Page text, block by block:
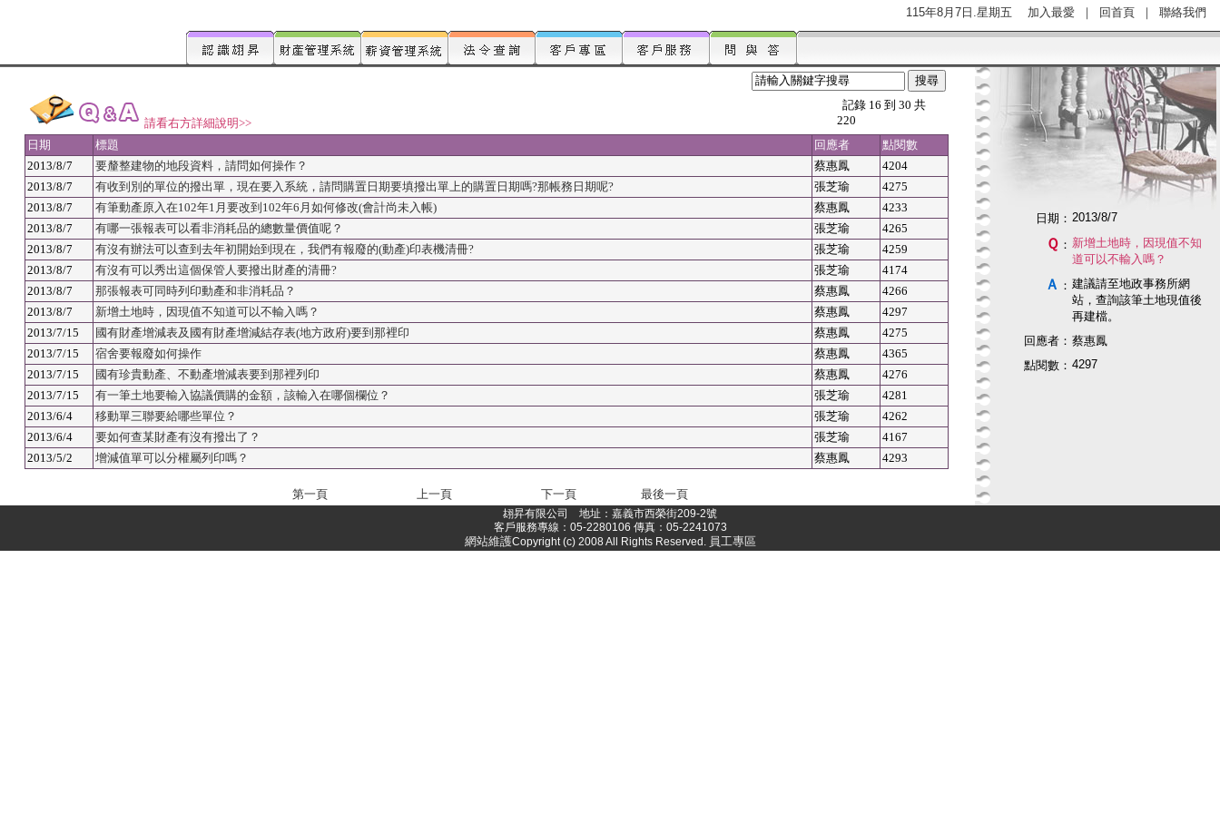
115年8月7日.星期五 加入最愛 ｜ 回首頁 ｜ 聯絡我們
請看右方詳細說明>>
記錄 16 到 30 共
220
日期
標題 回應者
點閱數
2013/8/7
要釐整建物的地段資料，請問如何操作？ 蔡惠鳳
4204
2013/8/7
有收到別的單位的撥出單，現在要入系統，請問購置日期要填撥出單上的購置日期嗎?那帳務日期呢? 張芝瑜
4275
2013/8/7
有筆動產原入在102年1月要改到102年6月如何修改(會計尚未入帳) 蔡惠鳳
4233
2013/8/7
有哪一張報表可以看非消耗品的總數量價值呢？ 張芝瑜
4265
2013/8/7
有沒有辦法可以查到去年初開始到現在，我們有報廢的(動產)印表機清冊? 張芝瑜
4259
2013/8/7
有沒有可以秀出這個保管人要撥出財產的清冊? 張芝瑜
4174
2013/8/7
那張報表可同時列印動產和非消耗品？ 蔡惠鳳
4266
2013/8/7
新增土地時，因現值不知道可以不輸入嗎？ 蔡惠鳳
4297
2013/7/15
國有財產增減表及國有財產增減結存表(地方政府)要到那裡印 蔡惠鳳
4275
2013/7/15
宿舍要報廢如何操作 蔡惠鳳
4365
2013/7/15
國有珍貴動產、不動產增減表要到那裡列印 蔡惠鳳
4276
2013/7/15
有一筆土地要輸入協議價購的金額，該輸入在哪個欄位？ 張芝瑜
4281
2013/6/4
移動單三聯要給哪些單位？ 張芝瑜
4262
2013/6/4
要如何查某財產有沒有撥出了？ 張芝瑜
4167
2013/5/2
增減值單可以分權屬列印嗎？ 蔡惠鳳 4293
第一頁 上一頁 下一頁 最後一頁
日期： 2013/8/7
Ｑ ： 新增土地時，因現值不知
道可以不輸入嗎？
Ａ ： 建議請至地政事務所網
站，查詢該筆土地現值後
再建檔。
回應者： 蔡惠鳳
點閱數： 4297
翃昇有限公司 地址：嘉義市西榮街209-2號
客戶服務專線：05-2280106 傳真：05-2241073
網站維護Copyright (c) 2008 All Rights Reserved. 員工專區